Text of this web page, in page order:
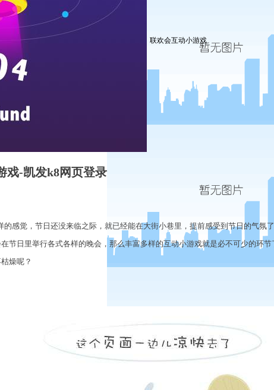
联欢会互动小游戏
戏-凯发k8网页登录
感觉，节日还没来临之际，就已经能在大街小巷里，提前感受到节日的气氛
节日里举行各式各样的晚会，那么丰富多样的互动小游戏就是必不可少的环
燥呢？